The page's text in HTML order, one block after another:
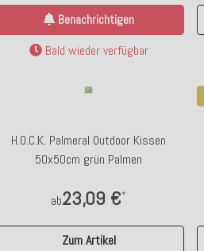
Benachrichtigen
Bald wieder verfügbar
H.O.C.K. Palmeral Outdoor Kissen
50x50cm grün Palmen
ab23,09 €*
Zum Artikel
19,90 €*
Bald wieder verfügbar